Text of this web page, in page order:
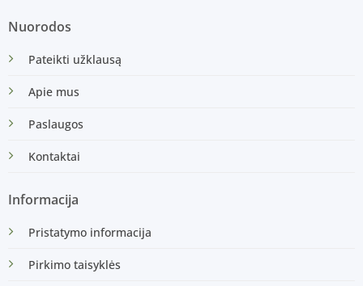
Nuorodos
Pateikti užklausą
Apie mus
Paslaugos
Kontaktai
Informacija
Pristatymo informacija
Pirkimo taisyklės